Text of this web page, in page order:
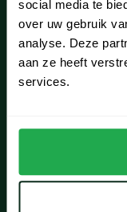
social media te
over uw gebruik
analyse. Deze
aan ze heeft
services.
Lisse
Noordwijk
Oegstgeest
Grote maten